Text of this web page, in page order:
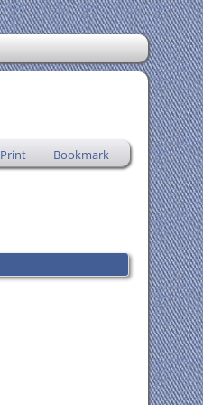
Print Bookmark